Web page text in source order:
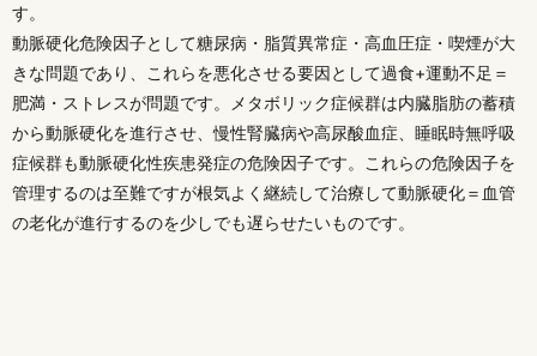
す。
動脈硬化危険因子として糖尿病・脂質異常症・高血圧症・喫煙が大
きな問題であり、これらを悪化させる要因として過食+運動不足＝
肥満・ストレスが問題です。メタボリック症候群は内臓脂肪の蓄積
から動脈硬化を進行させ、慢性腎臓病や高尿酸血症、睡眠時無呼吸
症候群も動脈硬化性疾患発症の危険因子です。これらの危険因子を
管理するのは至難ですが根気よく継続して治療して動脈硬化＝血管
の老化が進行するのを少しでも遅らせたいものです。